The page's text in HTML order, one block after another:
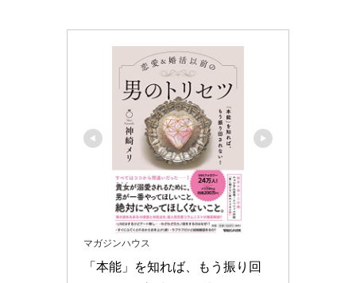
マガジンハウス
「本能」を知れば、もう振り回